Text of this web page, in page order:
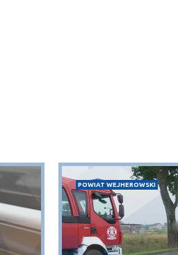
POWIAT WEJHEROWSKI